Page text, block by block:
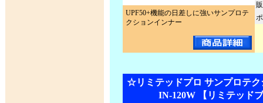
UPF50+機能の日差しに強いサンプロテ
クションインナー
☆リミテッドプロ サンプロテク
IN-120W 【リミテッド